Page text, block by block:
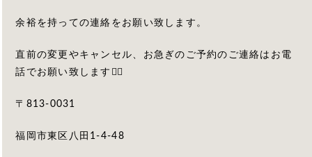
余裕を持っての連絡をお願い致します。
直前の変更やキャンセル、お急ぎのご予約のご連絡はお電
話でお願い致します🙇‍♀️
〒813-0031
福岡市東区八田1-4-48